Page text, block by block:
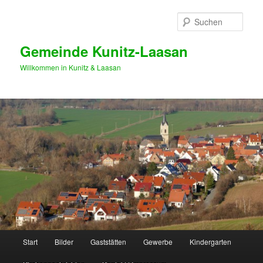
Gemeinde Kunitz-Laasan
Willkommen in Kunitz & Laasan
Start Bilder Gaststätten Gewerbe Kindergarten